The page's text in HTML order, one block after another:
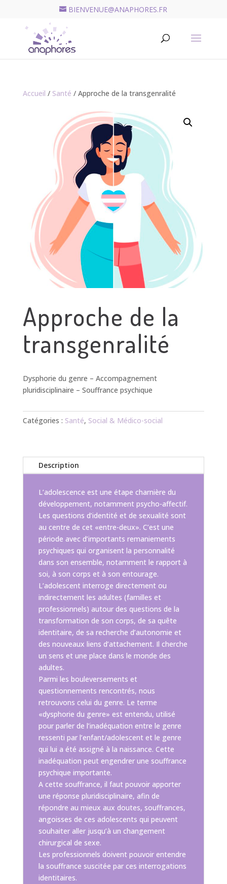
BIENVENUE@ANAPHORES.FR
Accueil / Santé / Approche de la transgenralité
Approche de la
transgenralité
Dysphorie du genre – Accompagnement
pluridisciplinaire – Souffrance psychique
Catégories : Santé, Social & Médico-social
Description
L’adolescence est une étape charnière du
développement, notamment psycho-affectif.
Les questions d’identité et de sexualité sont
au centre de cet «entre-deux». C’est une
période avec d’importants remaniements
psychiques qui organisent la personnalité
dans son ensemble, notamment le rapport à
soi, à son corps et à son entourage.
L’adolescent interroge directement ou
indirectement les adultes (familles et
professionnels) autour des questions de la
transformation de son corps, de sa quête
identitaire, de sa recherche d’autonomie et
des nouveaux liens d’attachement. Il cherche
un sens et une place dans le monde des
adultes.
Parmi les bouleversements et
questionnements rencontrés, nous
retrouvons celui du genre. Le terme
«dysphorie du genre» est entendu, utilisé
pour parler de l’inadéquation entre le genre
ressenti par l’enfant/adolescent et le genre
qui lui a été assigné à la naissance. Cette
inadéquation peut engendrer une souffrance
psychique importante.
A cette souffrance, il faut pouvoir apporter
une réponse pluridisciplinaire, afin de
répondre au mieux aux doutes, souffrances,
angoisses de ces adolescents qui peuvent
souhaiter aller jusqu’à un changement
chirurgical de sexe.
Les professionnels doivent pouvoir entendre
la souffrance suscitée par ces interrogations
identitaires.